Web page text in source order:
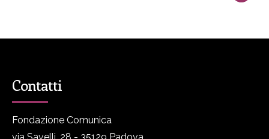
Contatti
Fondazione Comunica